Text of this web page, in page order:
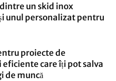
un skid inox
unul personalizat pentru
proiecte de
eficiente care îți pot salva
de muncă